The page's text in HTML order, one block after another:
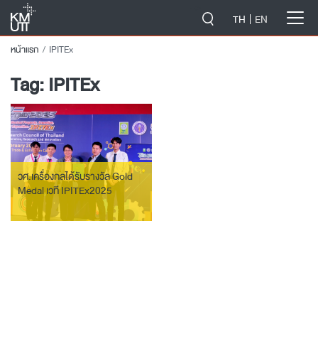
TH EN
หน้าแรก IPITEx
Tag:IPITEx
วศ.เครื่องกลได้รับรางวัล Gold
Medal เวที IPITEx2025